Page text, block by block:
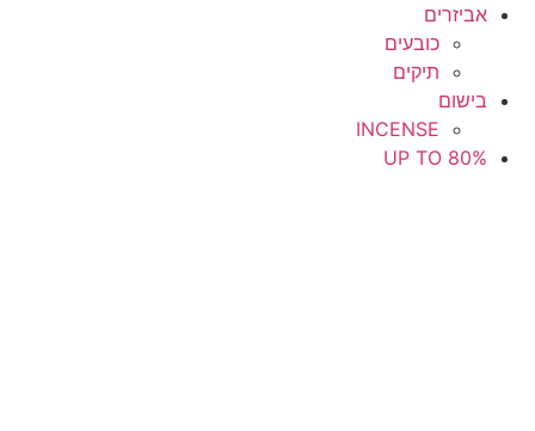
אביזרים
כובעים
תיקים
בישום
INCENSE
UP TO 80%